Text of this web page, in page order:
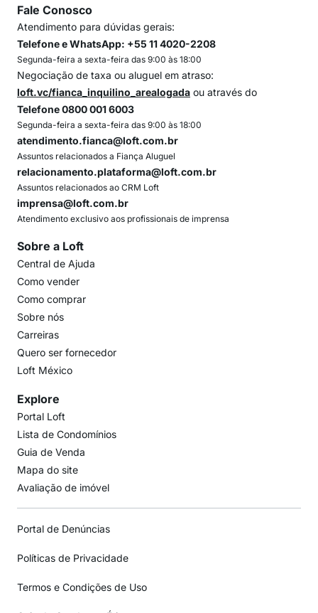
Fale Conosco
Atendimento para dúvidas gerais:
Telefone e WhatsApp: +55 11 4020-2208
Segunda-feira a sexta-feira das 9:00 às 18:00
Negociação de taxa ou aluguel em atraso:
loft.vc/fianca_inquilino_arealogada ou através do
Telefone 0800 001 6003
Segunda-feira a sexta-feira das 9:00 às 18:00
atendimento.fianca@loft.com.br
Assuntos relacionados a Fiança Aluguel
relacionamento.plataforma@loft.com.br
Assuntos relacionados ao CRM Loft
imprensa@loft.com.br
Atendimento exclusivo aos profissionais de imprensa
Sobre a Loft
Central de Ajuda
Como vender
Como comprar
Sobre nós
Carreiras
Quero ser fornecedor
Loft México
Explore
Portal Loft
Lista de Condomínios
Guia de Venda
Mapa do site
Avaliação de imóvel
Portal de Denúncias
Políticas de Privacidade
Termos e Condições de Uso